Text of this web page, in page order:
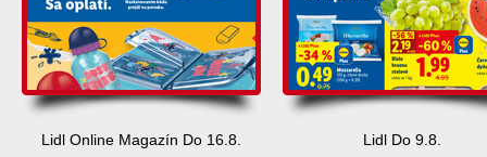
Lidl Online Magazín Do 16.8. Lidl Do 9.8.